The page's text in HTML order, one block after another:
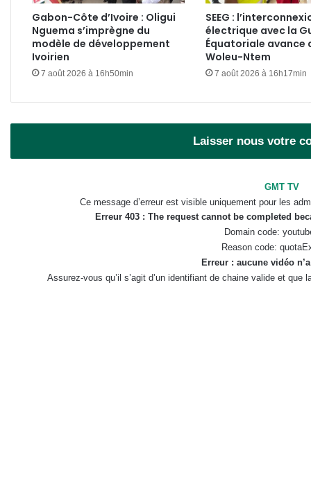
Gabon-Côte d’Ivoire : Oligui
Nguema s’imprègne du
modèle de développement
Ivoirien
7 août 2026 à 16h50min
SEEG :
électrique avec la
Équatoriale avance
Woleu-Ntem
7 août 2026 à 16h17min
Laisser nous votre
GMT TV
Ce message d’erreur est visible uniquement pour les
Erreur 403 : The request cannot be completed
Domain code:
Reason code:
Erreur : aucune vidéo
Assurez-vous qu’il s’agit d’un identifiant de chaine valide et